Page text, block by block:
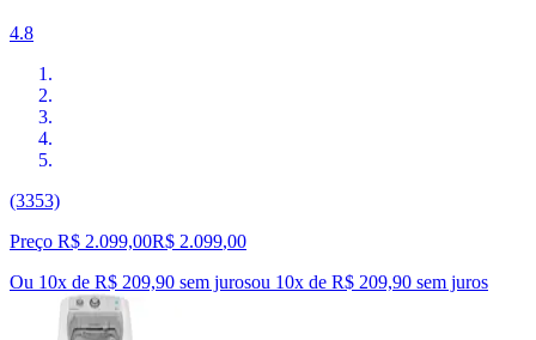
4.8
(3353)
Preço R$ 2.099,00R$ 2.099,00
Ou 10x de R$ 209,90 sem jurosou 10x de R$ 209,90 sem juros